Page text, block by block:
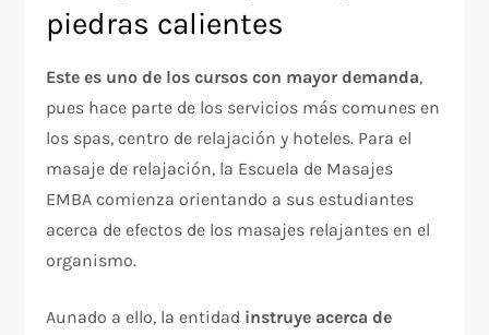
piedras calientes
Este es uno de los cursos con mayor demanda,
pues hace parte de los servicios más comunes en
los spas, centro de relajación y hoteles. Para el
masaje de relajación, la Escuela de Masajes
EMBA comienza orientando a sus estudiantes
acerca de efectos de los masajes relajantes en el
organismo.
Aunado a ello, la entidad instruye acerca de